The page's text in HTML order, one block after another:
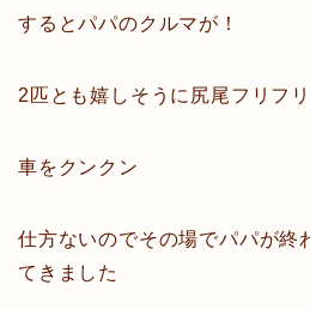
するとパパのクルマが！
2匹とも嬉しそうに尻尾フリフリ
車をクンクン
仕方ないのでその場でパパが終
てきました